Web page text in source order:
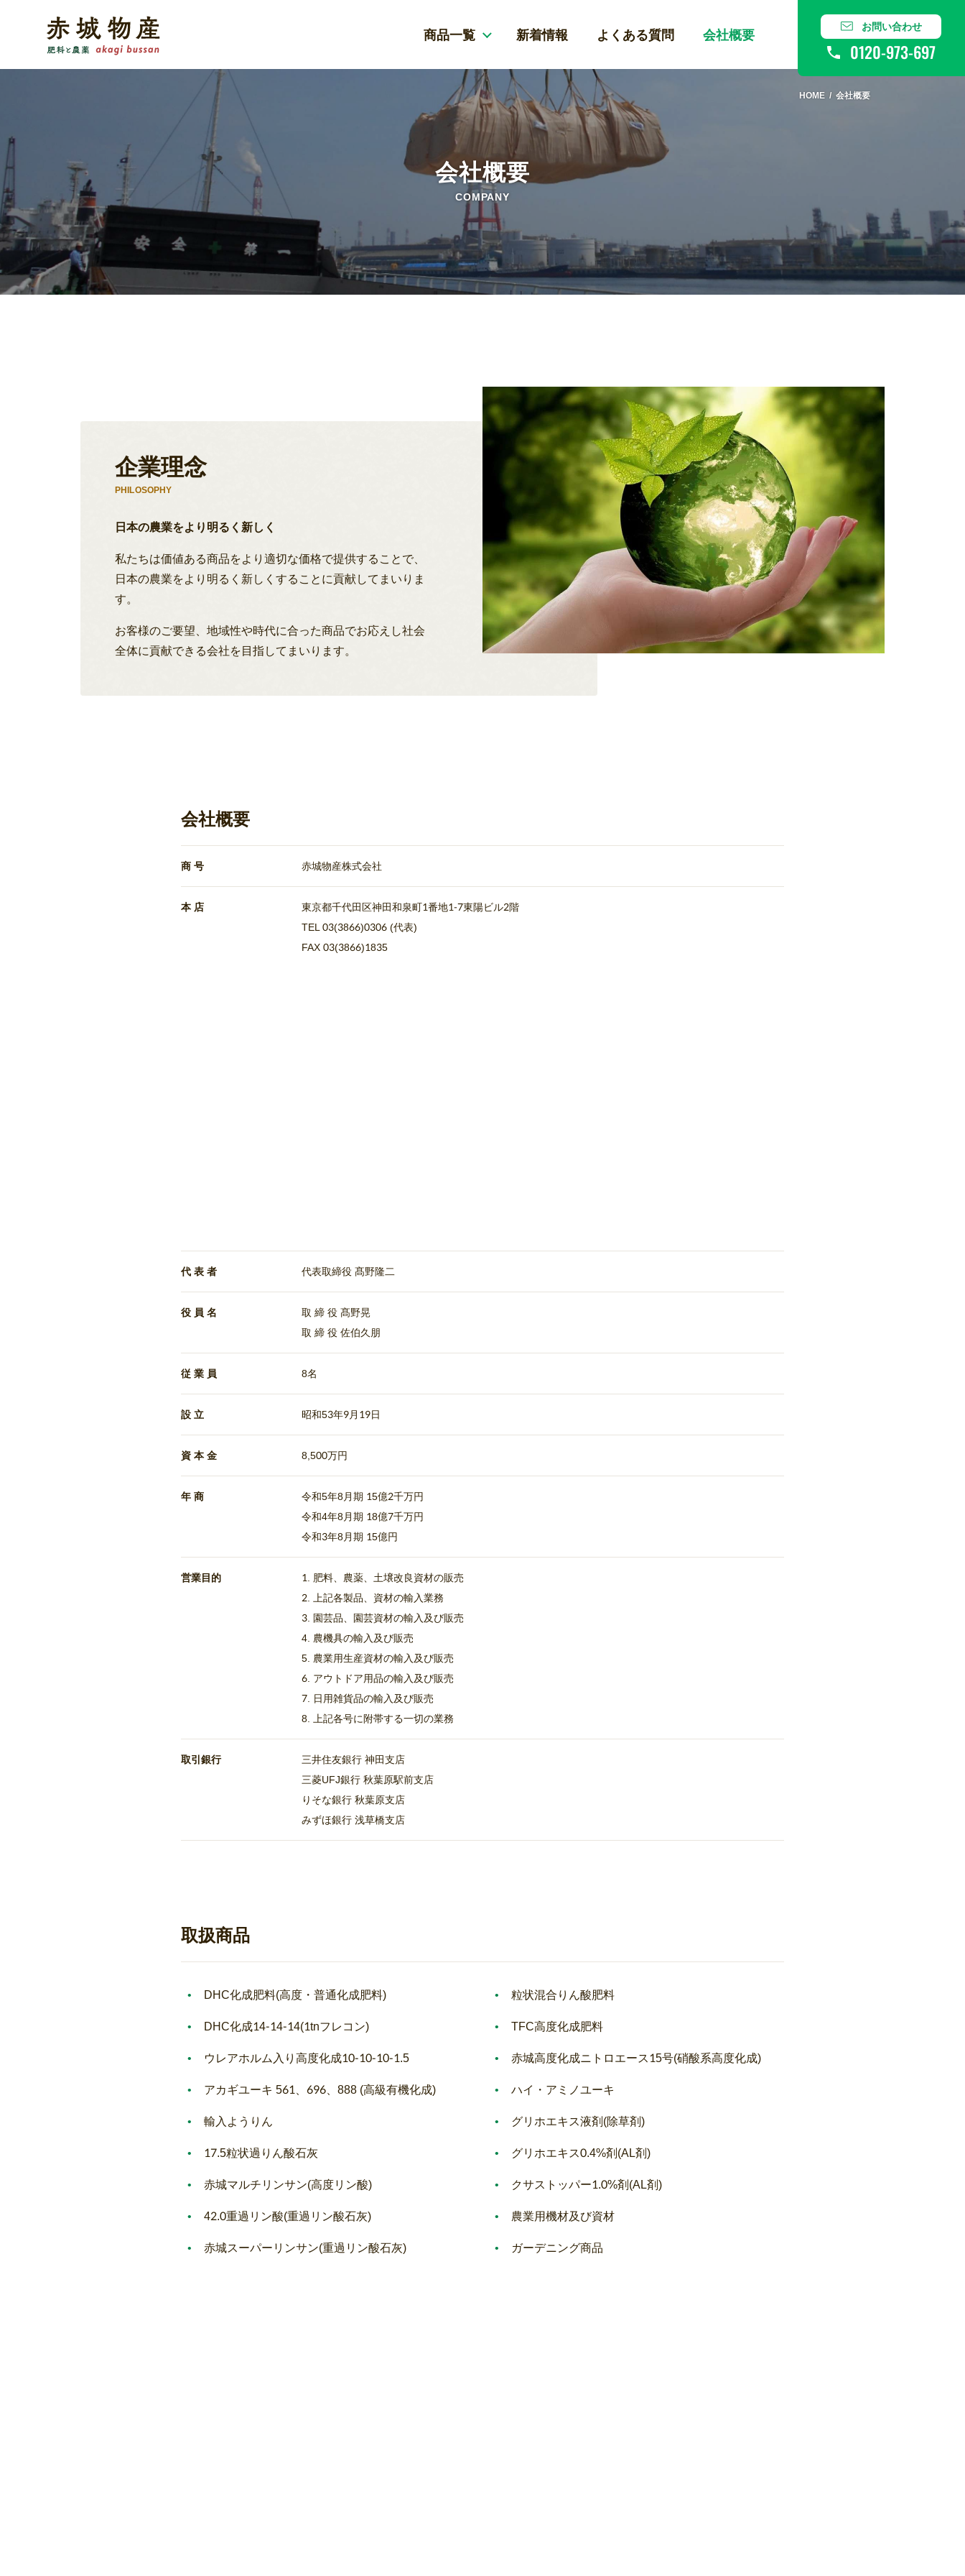
商品一覧 新着情報 よくある質問 会社概要
お問い合わせ
0120-973-697
HOME 会社概要
会社概要
COMPANY
企業理念
PHILOSOPHY
日本の農業をより明るく新しく
私たちは価値ある商品をより適切な価格で提供することで、
日本の農業をより明るく新しくすることに貢献してまいりま
す。
お客様のご要望、地域性や時代に合った商品でお応えし社会
全体に貢献できる会社を目指してまいります。
会社概要
商 号 赤城物産株式会社
本 店
東京都千代田区神田和泉町1番地1-7東陽ビル2階
TEL 03(3866)0306 (代表)
FAX 03(3866)1835
代 表 者 代表取締役 髙野隆二
役 員 名
取 締 役 髙野晃
取 締 役 佐伯久朋
従 業 員 8名
設 立 昭和53年9月19日
資 本 金 8,500万円
年 商
令和5年8月期 15億2千万円
令和4年8月期 18億7千万円
令和3年8月期 15億円
営業目的
1. 肥料、農薬、土壌改良資材の販売
2. 上記各製品、資材の輸入業務
3. 園芸品、園芸資材の輸入及び販売
4. 農機具の輸入及び販売
5. 農業用生産資材の輸入及び販売
6. アウトドア用品の輸入及び販売
7. 日用雑貨品の輸入及び販売
8. 上記各号に附帯する一切の業務
取引銀行
三井住友銀行 神田支店
三菱UFJ銀行 秋葉原駅前支店
りそな銀行 秋葉原支店
みずほ銀行 浅草橋支店
取扱商品
DHC化成肥料(高度・普通化成肥料)
DHC化成14-14-14(1tnフレコン)
ウレアホルム入り高度化成10-10-10-1.5
アカギユーキ 561、696、888 (高級有機化成)
輸入ようりん
17.5粒状過りん酸石灰
赤城マルチリンサン(高度リン酸)
42.0重過リン酸(重過リン酸石灰)
赤城スーパーリンサン(重過リン酸石灰)
粒状混合りん酸肥料
TFC高度化成肥料
赤城高度化成ニトロエース15号(硝酸系高度化成)
ハイ・アミノユーキ
グリホエキス液剤(除草剤)
グリホエキス0.4%剤(AL剤)
クサストッパー1.0%剤(AL剤)
農業用機材及び資材
ガーデニング商品